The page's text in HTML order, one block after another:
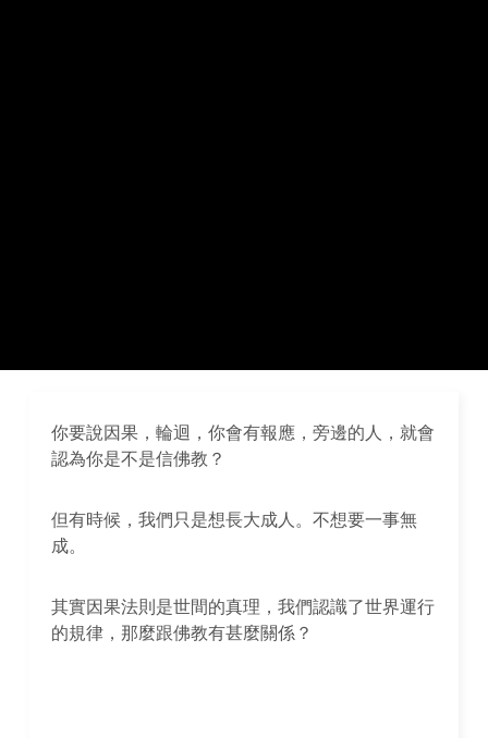
你要說因果，輪迴，你會有報應，旁邊的人，就會
認為你是不是信佛教？
但有時候，我們只是想長大成人。不想要一事無
成。
其實因果法則是世間的真理，我們認識了世界運行
的規律，那麼跟佛教有甚麼關係？